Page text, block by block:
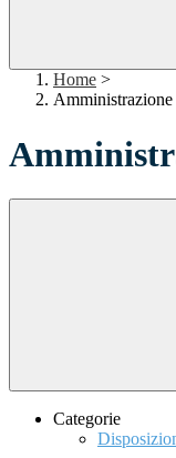
Home >
Amministrazione
Categorie